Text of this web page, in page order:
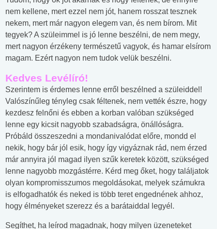
nem kellene, mert ezzel nem jót, hanem rosszat tesznek
nekem, mert már nagyon elegem van, és nem bírom. Mit
tegyek? A szüleimmel is jó lenne beszélni, de nem megy,
mert nagyon érzékeny természetű vagyok, és hamar elsírom
magam. Ezért nagyon nem tudok velük beszélni.
Kedves Levélíró!
Szerintem is érdemes lenne erről beszélned a szüleiddel!
Valószínűleg tényleg csak féltenek, nem vették észre, hogy
kezdesz felnőni és ebben a korban valóban szükséged
lenne egy kicsit nagyobb szabadságra, önállóságra.
Próbáld összeszedni a mondanivalódat előre, mondd el
nekik, hogy bár jól esik, hogy így vigyáznak rád, nem érzed
már annyira jól magad ilyen szűk keretek között, szükséged
lenne nagyobb mozgástérre. Kérd meg őket, hogy találjatok
olyan kompromisszumos megoldásokat, melyek számukra
is elfogadhatók és neked is több teret engednének ahhoz,
hogy élményeket szerezz és a barátaiddal legyél.
Segíthet, ha leírod magadnak, hogy milyen üzeneteket